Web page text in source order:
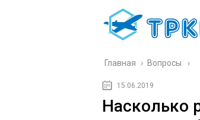
Главная › Вопросы
15.06.2019
Насколько